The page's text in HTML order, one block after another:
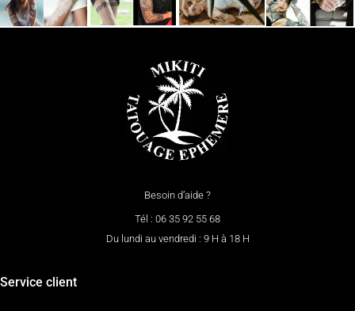
Besoin d’aide ?
Tél : 06 35 92 55 68
Du lundi au vendredi : 9 H à 18 H
Service client